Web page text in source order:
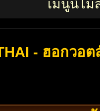
เมนูนี้ไม่
- ฮอกวอต